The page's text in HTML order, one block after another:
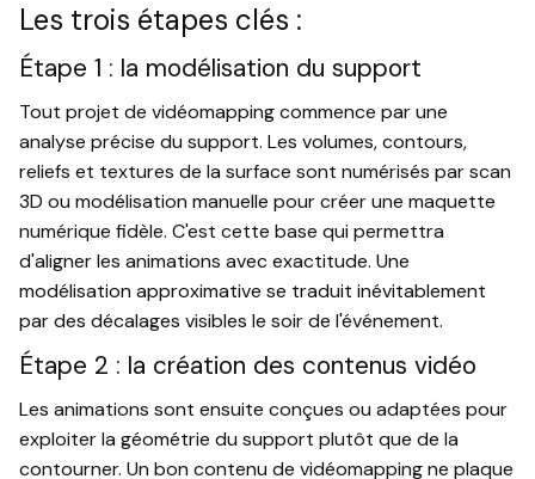
Les trois étapes clés :
Étape 1 : la modélisation du support
Tout projet de vidéomapping commence par une
analyse précise du support. Les volumes, contours,
reliefs et textures de la surface sont numérisés par scan
3D ou modélisation manuelle pour créer une maquette
numérique fidèle. C'est cette base qui permettra
d'aligner les animations avec exactitude. Une
modélisation approximative se traduit inévitablement
par des décalages visibles le soir de l'événement.
Étape 2 : la création des contenus vidéo
Les animations sont ensuite conçues ou adaptées pour
exploiter la géométrie du support plutôt que de la
contourner. Un bon contenu de vidéomapping ne plaque